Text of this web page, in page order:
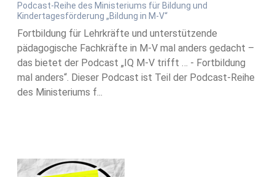
Podcast-Reihe des Ministeriums für Bildung und
Kindertagesförderung „Bildung in M-V“
Fortbildung für Lehrkräfte und unterstützende
pädagogische Fachkräfte in M-V mal anders gedacht –
das bietet der Podcast „IQ M-V trifft … - Fortbildung
mal anders“. Dieser Podcast ist Teil der Podcast-Reihe
des Ministeriums f...